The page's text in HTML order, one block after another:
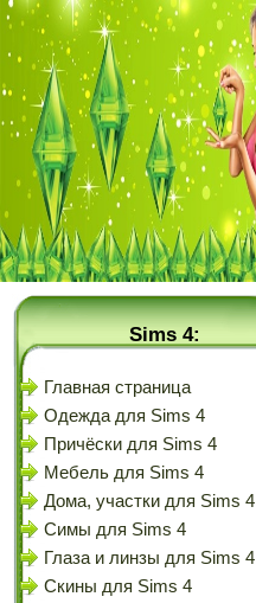
Sims 4:
Главная страница
Одежда для Sims 4
Причёски для Sims 4
Мебель для Sims 4
Дома, участки для Sims 4
Симы для Sims 4
Глаза и линзы для Sims 4
Скины для Sims 4